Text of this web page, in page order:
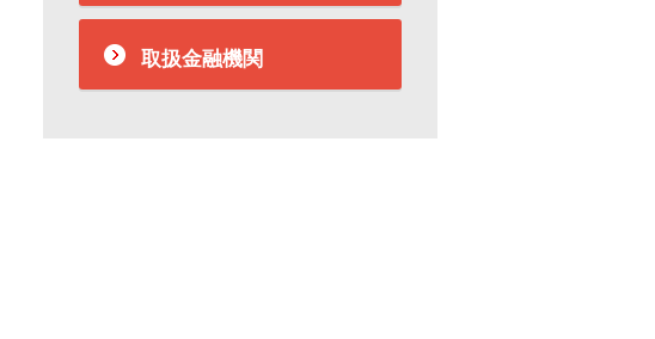
取扱金融機関